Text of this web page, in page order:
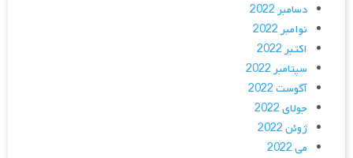
دسامبر 2022
نوامبر 2022
اکتبر 2022
سپتامبر 2022
آگوست 2022
جولای 2022
ژوئن 2022
می 2022